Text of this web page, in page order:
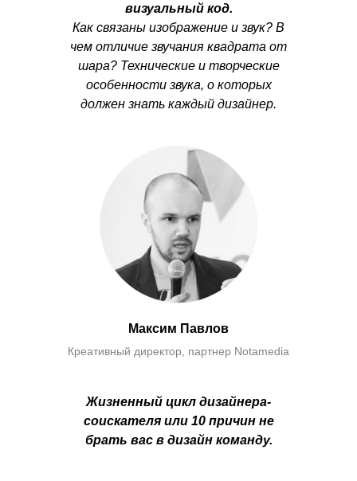
визуальный код.
Как связаны изображение и звук? В
чем отличие звучания квадрата от
шара? Технические и творческие
особенности звука, о которых
должен знать каждый дизайнер.
Максим Павлов
Креативный директор, партнер Notamedia
Жизненный цикл дизайнера-
соискателя или 10 причин не
брать вас в дизайн команду.